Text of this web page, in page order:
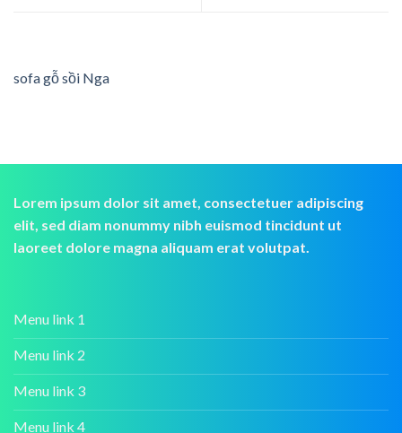
sofa gỗ sồi Nga
Lorem ipsum dolor sit amet, consectetuer adipiscing
elit, sed diam nonummy nibh euismod tincidunt ut
laoreet dolore magna aliquam erat volutpat.
Menu link 1
Menu link 2
Menu link 3
Menu link 4